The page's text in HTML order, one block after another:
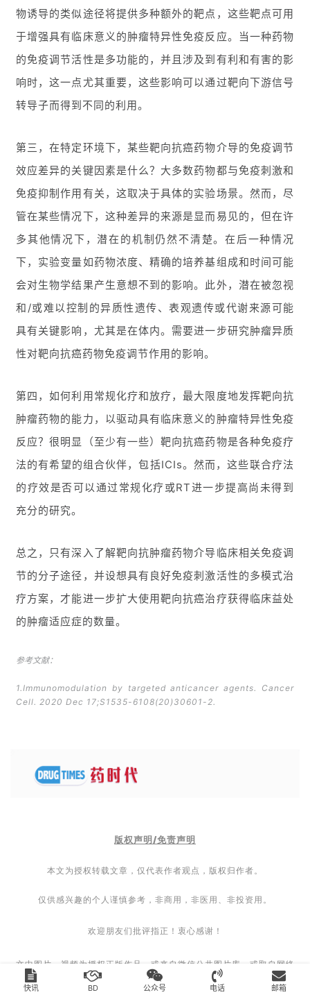
物诱导的类似途径将提供多种额外的靶点，这些靶点可用
于增强具有临床意义的肿瘤特异性免疫反应。当一种药物
的免疫调节活性是多功能的，并且涉及到有利和有害的影
响时，这一点尤其重要，这些影响可以通过靶向下游信号
转导子而得到不同的利用。
第三，在特定环境下，某些靶向抗癌药物介导的免疫调节
效应差异的关键因素是什么？大多数药物都与免疫刺激和
免疫抑制作用有关，这取决于具体的实验场景。然而，尽
管在某些情况下，这种差异的来源是显而易见的，但在许
多其他情况下，潜在的机制仍然不清楚。在后一种情况
下，实验变量如药物浓度、精确的培养基组成和时间可能
会对生物学结果产生意想不到的影响。此外，潜在被忽视
和/或难以控制的异质性遗传、表观遗传或代谢来源可能
具有关键影响，尤其是在体内。需要进一步研究肿瘤异质
性对靶向抗癌药物免疫调节作用的影响。
第四，如何利用常规化疗和放疗，最大限度地发挥靶向抗
肿瘤药物的能力，以驱动具有临床意义的肿瘤特异性免疫
反应？很明显（至少有一些）靶向抗癌药物是各种免疫疗
法的有希望的组合伙伴，包括ICIs。然而，这些联合疗法
的疗效是否可以通过常规化疗或RT进一步提高尚未得到
充分的研究。
总之，只有深入了解靶向抗肿瘤药物介导临床相关免疫调
节的分子途径，并设想具有良好免疫刺激活性的多模式治
疗方案，才能进一步扩大使用靶向抗癌治疗获得临床益处
的肿瘤适应症的数量。
参考文献：
1.Immunomodulation by targeted anticancer agents. Cancer
Cell. 2020 Dec 17;S1535-6108(20)30601-2.
版权声明/免责声明
本文为授权转载文章，仅代表作者观点， 版权归作者 。
仅供感兴趣的个人谨慎参考，非商用，非医用、非投资用。
欢迎朋友们批评指正！衷心感谢！
文中图片、视频为授权正版作品，或来自微信公共图片库，或取自网络
快讯 BD 公众号 电话 邮箱